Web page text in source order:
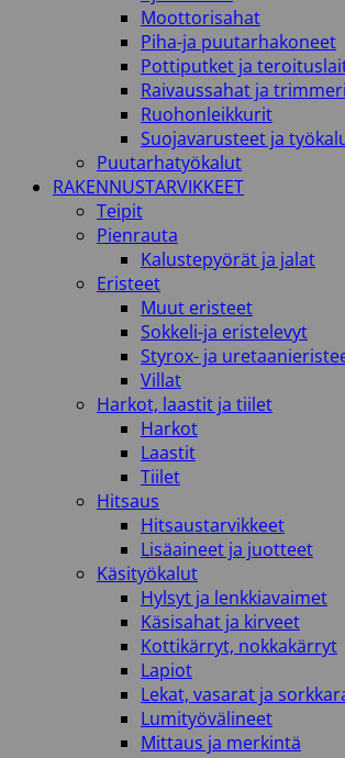
Moottorisahat
Piha-ja puutarhakoneet
Pottiputket ja
Raivaussahat ja
Ruohonleikkurit
Suojavarusteet ja
Puutarhatyökalut
RAKENNUSTARVIKKEET
Teipit
Pienrauta
Kalustepyörät ja jalat
Eristeet
Muut eristeet
Sokkeli-ja eristelevyt
Styrox- ja
Villat
Harkot, laastit ja tiilet
Harkot
Laastit
Tiilet
Hitsaus
Hitsaustarvikkeet
Lisäaineet ja juotteet
Käsityökalut
Hylsyt ja lenkkiavaimet
Käsisahat ja kirveet
Kottikärryt, nokkakärryt
Lapiot
Lekat, vasarat ja
Lumityövälineet
Mittaus ja merkintä